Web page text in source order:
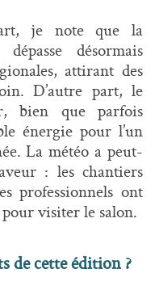
je note que la
désormais
attirant des
D’autre part, le
bien que parfois
énergie pour l’un
La météo a peut-
: les chantiers
professionnels ont
visiter le salon.
de cette édition ?